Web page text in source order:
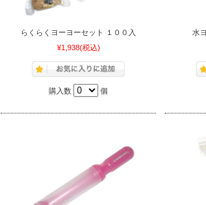
らくらくヨーヨーセット １００入
¥1,938(税込)
購入数 個
水